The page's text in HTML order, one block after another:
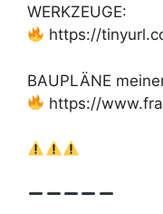
WERKZEUGE:
https://
BAUPLÄNE
https://